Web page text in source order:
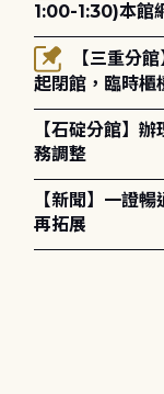
1:00-1:30)本館
網路升級更新將
起閉館，臨時櫃
造成不便，敬請
【石碇分館】
務調整
【新聞】一證
再拓展